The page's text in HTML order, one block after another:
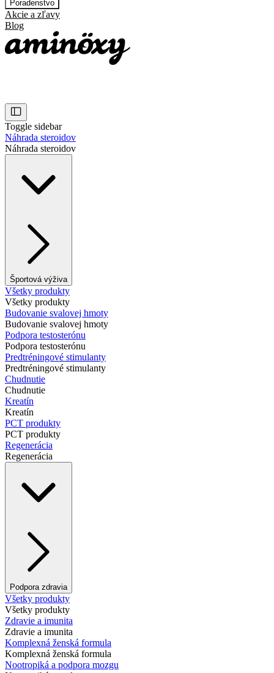
Poradenstvo
Akcie a zľavy
Blog
Toggle sidebar
Náhrada steroidov
Náhrada steroidov
Športová výživa
Všetky produkty
Všetky produkty
Budovanie svalovej hmoty
Budovanie svalovej hmoty
Podpora testosterónu
Podpora testosterónu
Predtréningové stimulanty
Predtréningové stimulanty
Chudnutie
Chudnutie
Kreatín
Kreatín
PCT produkty
PCT produkty
Regenerácia
Regenerácia
Podpora zdravia
Všetky produkty
Všetky produkty
Zdravie a imunita
Zdravie a imunita
Komplexná ženská formula
Komplexná ženská formula
Nootropiká a podpora mozgu